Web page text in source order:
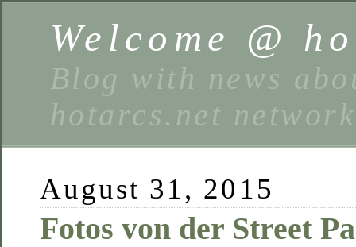
Welcome @
Blog with news
hotarcs.net network
August 31, 2015
Fotos von der Street